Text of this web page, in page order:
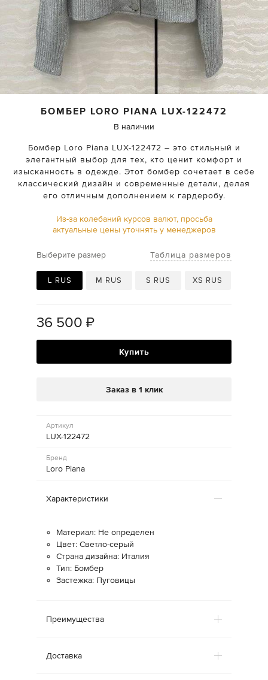
БОМБЕР LORO PIANA LUX-122472
В наличии
Бомбер Loro Piana LUX-122472 – это стильный и
элегантный выбор для тех, кто ценит комфорт и
изысканность в одежде. Этот бомбер сочетает в себе
классический дизайн и современные детали, делая
его отличным дополнением к гардеробу.
Из-за колебаний курсов валют, просьба
актуальные цены уточнять у менеджеров
Выберите размер Таблица размеров
L RUS M RUS S RUS XS RUS
36 500 ₽
Купить
Заказ в 1 клик
Артикул
LUX-122472
Бренд
Loro Piana
Характеристики
Материал: Не определен
Цвет: Светло-серый
Страна дизайна: Италия
Тип: Бомбер
Застежка: Пуговицы
Преимущества
Доставка